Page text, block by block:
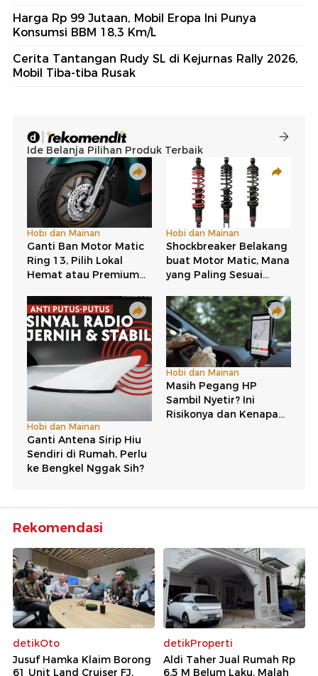
Harga Rp 99 Jutaan, Mobil Eropa Ini Punya
Konsumsi BBM 18,3 Km/L
Cerita Tantangan Rudy SL di Kejurnas Rally 2026,
Mobil Tiba-tiba Rusak
Rekomendasi
detikOto
Jusuf Hamka Klaim Borong
61 Unit Land Cruiser FJ,
detikProperti
Aldi Taher Jual Rumah Rp
6,5 M Belum Laku, Malah